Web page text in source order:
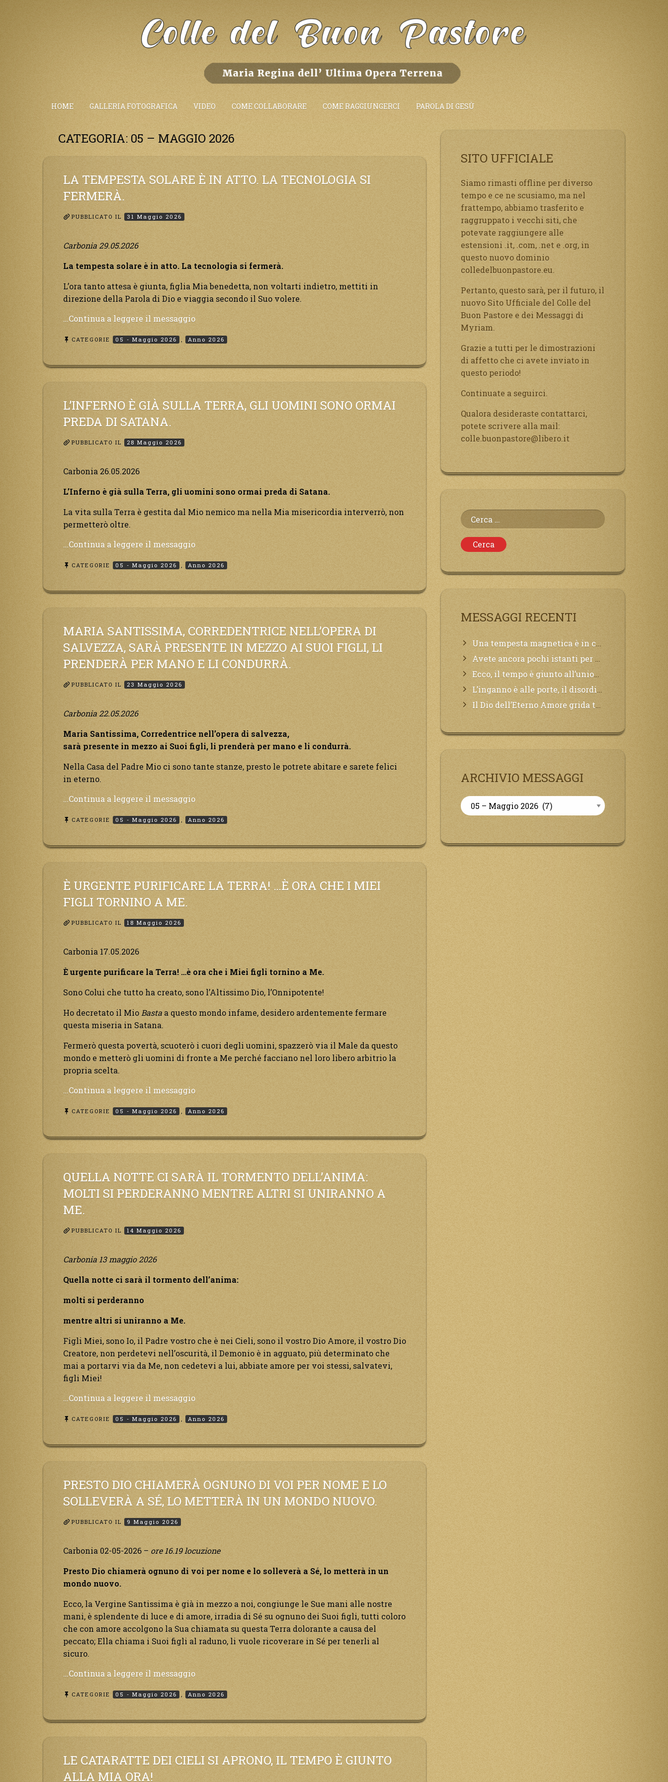
HOME GALLERIA FOTOGRAFICA VIDEO COME COLLABORARE COME RAGGIUNGERCI PAROLA DI GESÙ
CATEGORIA: 05 – MAGGIO 2026
LA TEMPESTA SOLARE È IN ATTO. LA TECNOLOGIA SI
FERMERÀ.
PUBBLICATO IL 31 Maggio 2026
Carbonia 29.05.2026
La tempesta solare è in atto. La tecnologia si fermerà.
L’ora tanto attesa è giunta, figlia Mia benedetta, non voltarti indietro, mettiti in
direzione della Parola di Dio e viaggia secondo il Suo volere.
…Continua a leggere il messaggio“La
solare
in
tecnologia
si
CATEGORIE 05 - Maggio 2026 Anno 2026
L’INFERNO È GIÀ SULLA TERRA, GLI UOMINI SONO ORMAI
PREDA DI SATANA.
PUBBLICATO IL 28 Maggio 2026
Carbonia 26.05.2026
L’Inferno è già sulla Terra, gli uomini sono ormai preda di Satana.
La vita sulla Terra è gestita dal Mio nemico ma nella Mia misericordia interverrò, non
permetterò oltre.
…Continua a leggere il messaggio“L’Inferno
già
Terra,
sono
ormai
preda
di
CATEGORIE 05 - Maggio 2026 Anno 2026
MARIA SANTISSIMA, CORREDENTRICE NELL’OPERA DI
SALVEZZA, SARÀ PRESENTE IN MEZZO AI SUOI FIGLI, LI
PRENDERÀ PER MANO E LI CONDURRÀ.
PUBBLICATO IL 23 Maggio 2026
Carbonia 22.05.2026
Maria Santissima, Corredentrice nell’opera di salvezza,
sarà presente in mezzo ai Suoi figli, li prenderà per mano e li condurrà.
Nella Casa del Padre Mio ci sono tante stanze, presto le potrete abitare e sarete felici
in eterno.
…Continua a leggere il messaggio“Maria
Corredentrice
di
presente
in
per
mano
li
CATEGORIE 05 - Maggio 2026 Anno 2026
È URGENTE PURIFICARE LA TERRA! …È ORA CHE I MIEI
FIGLI TORNINO A ME.
PUBBLICATO IL 18 Maggio 2026
Carbonia 17.05.2026
È urgente purificare la Terra! …è ora che i Miei figli tornino a Me.
Sono Colui che tutto ha creato, sono l’Altissimo Dio, l’Onnipotente!
Ho decretato il Mio Basta a questo mondo infame, desidero ardentemente fermare
questa miseria in Satana.
Fermerò questa povertà, scuoterò i cuori degli uomini, spazzerò via il Male da questo
mondo e metterò gli uomini di fronte a Me perché facciano nel loro libero arbitrio la
propria scelta.
…Continua a leggere il messaggio“È
purificare
Terra!
ora
che
i
CATEGORIE 05 - Maggio 2026 Anno 2026
QUELLA NOTTE CI SARÀ IL TORMENTO DELL’ANIMA:
MOLTI SI PERDERANNO MENTRE ALTRI SI UNIRANNO A
ME.
PUBBLICATO IL 14 Maggio 2026
Carbonia 13 maggio 2026
Quella notte ci sarà il tormento dell’anima:
molti si perderanno
mentre altri si uniranno a Me.
Figli Miei, sono Io, il Padre vostro che è nei Cieli, sono il vostro Dio Amore, il vostro Dio
Creatore, non perdetevi nell’oscurità, il Demonio è in agguato, più determinato che
mai a portarvi via da Me, non cedetevi a lui, abbiate amore per voi stessi, salvatevi,
figli Miei!
…Continua a leggere il messaggio“Quella
ci
il
molti
si
perderanno
uniranno
Me.”
CATEGORIE 05 - Maggio 2026 Anno 2026
PRESTO DIO CHIAMERÀ OGNUNO DI VOI PER NOME E LO
SOLLEVERÀ A SÉ, LO METTERÀ IN UN MONDO NUOVO.
PUBBLICATO IL 9 Maggio 2026
Carbonia 02-05-2026 – ore 16.19 locuzione
Presto Dio chiamerà ognuno di voi per nome e lo solleverà a Sé, lo metterà in un
mondo nuovo.
Ecco, la Vergine Santissima è già in mezzo a noi, congiunge le Sue mani alle nostre
mani, è splendente di luce e di amore, irradia di Sé su ognuno dei Suoi figli, tutti coloro
che con amore accolgono la Sua chiamata su questa Terra dolorante a causa del
peccato; Ella chiama i Suoi figli al raduno, li vuole ricoverare in Sé per tenerli al
sicuro.
…Continua a leggere il messaggio“Presto
chiamerà
di
nome
e
CATEGORIE 05 - Maggio 2026 Anno 2026
LE CATARATTE DEI CIELI SI APRONO, IL TEMPO È GIUNTO
ALLA MIA ORA!
SITO UFFICIALE
Siamo rimasti offline per diverso
tempo e ce ne scusiamo, ma nel
frattempo, abbiamo trasferito e
raggruppato i vecchi siti, che
potevate raggiungere alle
estensioni .it, .com, .net e .org, in
questo nuovo dominio
colledelbuonpastore.eu.
Pertanto, questo sarà, per il futuro, il
nuovo Sito Ufficiale del Colle del
Buon Pastore e dei Messaggi di
Myriam.
Grazie a tutti per le dimostrazioni
di affetto che ci avete inviato in
questo periodo!
Continuate a seguirci.
Qualora desideraste contattarci,
potete scrivere alla mail:
colle.buonpastore@libero.it
Ricerca
per:
MESSAGGI RECENTI
Una tempesta magnetica è in corso, questa generazione patirà. Il black out non tarderà ad arrivare e tutta la Terra sarà oscurata.
Avete ancora pochi istanti per convertirvi, non perdete tempo, la sciagura arriverà all’improvviso e per chi non si sarà preparato saranno dolori.
Ecco, il tempo è giunto all’unione del Padre con il figlio, non avete che da attendere pochissimo.
L’inganno è alle porte, il disordine degli ordinati urlerà perdono, ma sarà troppo tardi, il tradimento è stato grande!
Il Dio dell’Eterno Amore grida tutto il Suo bene per i Suoi,richiama a Sé i lontani, affinché si pentano e tornino a Lui:
ARCHIVIO MESSAGGI
Archivio
Messaggi